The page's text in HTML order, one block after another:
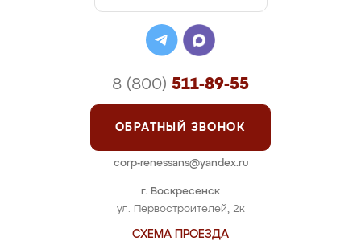
г. Воскресенск
ул. Первостроителей, 2к
СХЕМА ПРОЕЗДА
8 (800) 511-89-55
ОБРАТНЫЙ ЗВОНОК
corp-renessans@yandex.ru